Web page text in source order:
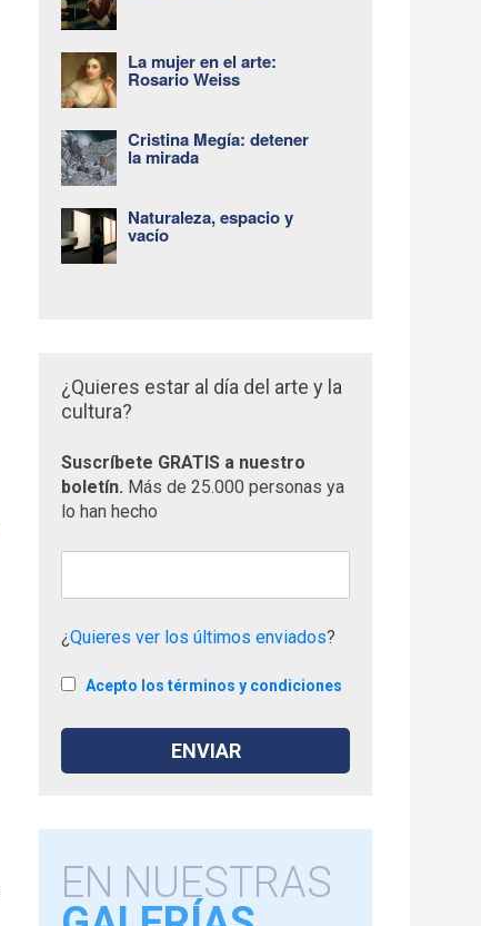
La mujer en el arte:
Rosario Weiss
Cristina Megía: detener
la mirada
Naturaleza, espacio y
vacío
¿Quieres estar al día del arte y la
cultura?
Suscríbete GRATIS a nuestro
boletín. Más de 25.000 personas ya
lo han hecho
¿Quieres ver los últimos enviados?
Acepto los términos y condiciones
EN NUESTRAS